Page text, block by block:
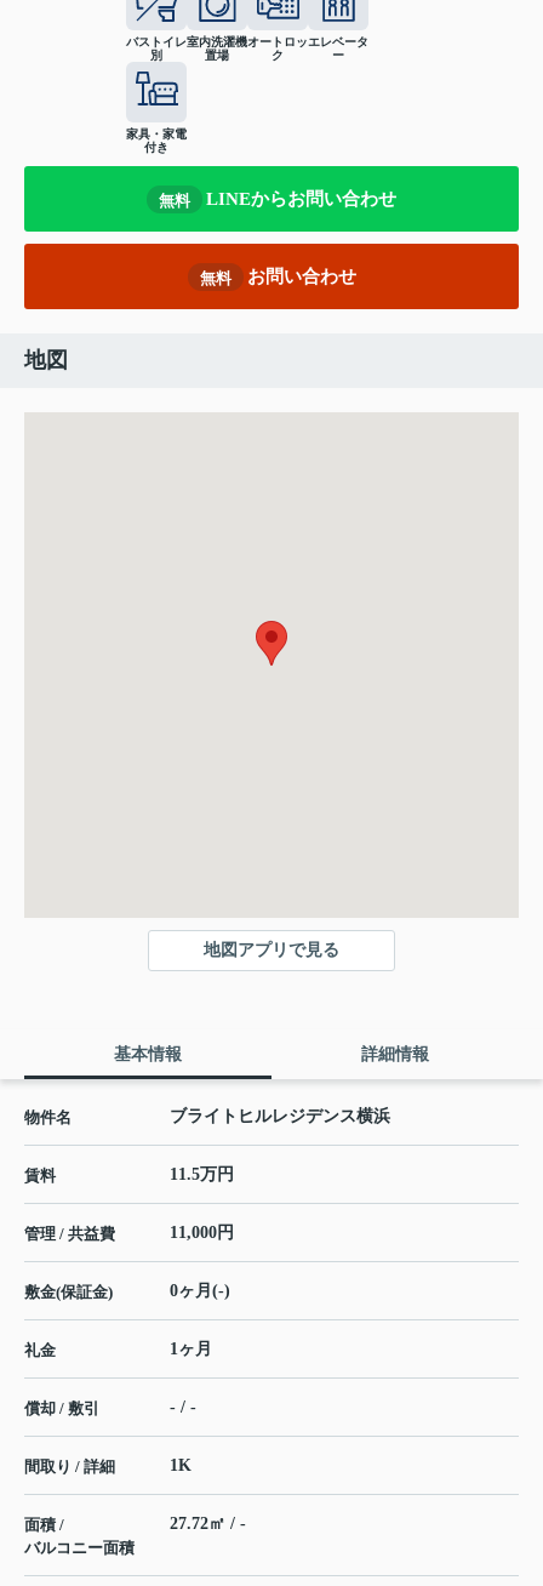
バストイレ
別
室内洗濯機
置場
オートロッ
ク
エレベータ
ー
家具・家電
付き
無料 LINEからお問い合わせ
無料 お問い合わせ
地図
地図アプリで見る
基本情報 詳細情報
物件名 ブライトヒルレジデンス横浜
賃料 11.5万円
管理 / 共益費 11,000円
敷金(保証金) 0ヶ月(-)
礼金 1ヶ月
償却 / 敷引 - / -
間取り / 詳細 1K
面積 /
バルコニー面積
27.72㎡ / -